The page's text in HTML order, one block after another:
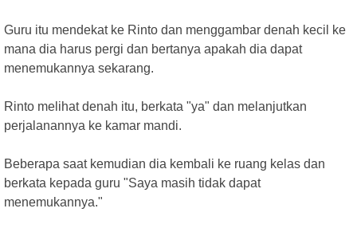
Guru itu mendekat ke Rinto dan menggambar denah kecil ke
mana dia harus pergi dan bertanya apakah dia dapat
menemukannya sekarang.
Rinto melihat denah itu, berkata "ya" dan melanjutkan
perjalanannya ke kamar mandi.
Beberapa saat kemudian dia kembali ke ruang kelas dan
berkata kepada guru "Saya masih tidak dapat
menemukannya."